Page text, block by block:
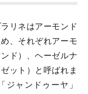
リネはアーモンド
、それぞれアーモ
ド）、ヘーゼルナ
ット）と呼ばれま
ジャンドゥーヤ」